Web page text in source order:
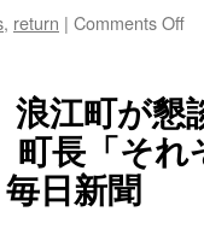
, return | Comments Offon
of
in
5
江町が
長「それ
日新聞